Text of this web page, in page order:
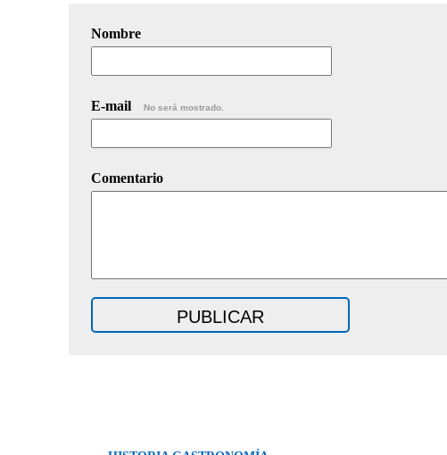
Nombre
E-mail No será mostrado.
Comentario